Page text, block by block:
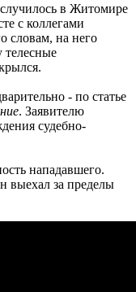
в Житомире
с коллегами
словам, на него
телесные
- по статье
. Заявителю
судебно-
нападавшего.
выехал за пределы